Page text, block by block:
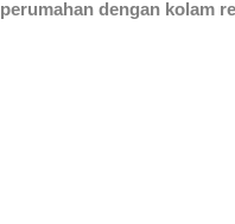
perumahan dengan kolam